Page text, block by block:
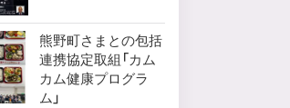
熊野町さまとの包括
連携協定取組「カム
カム健康プログラ
ム」